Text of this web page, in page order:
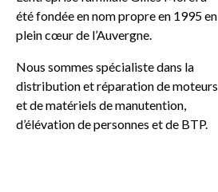
été fondée en nom propre en 1995 en
plein cœur de l’Auvergne.
Nous sommes spécialiste dans la
distribution et réparation de moteurs
et de matériels de manutention,
d’élévation de personnes et de BTP.